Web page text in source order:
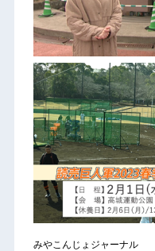
みやこんじょジャーナル